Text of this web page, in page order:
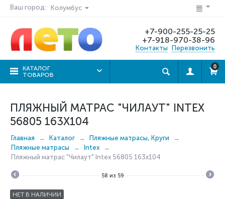
Ваш город: Колумбус
+7-900-255-25-25
+7-918-970-38-96
Контакты Перезвонить
КАТАЛОГ
ТОВАРОВ
0
ПЛЯЖНЫЙ МАТРАС "ЧИЛАУТ" INTEX
56805 163Х104
Главная Каталог
Пляжные матрасы, Круги
Пляжные матрасы
Intex
Пляжный матрас "Чилаут" Intex 56805 163х104
58 из 59
НЕТ В НАЛИЧИИ